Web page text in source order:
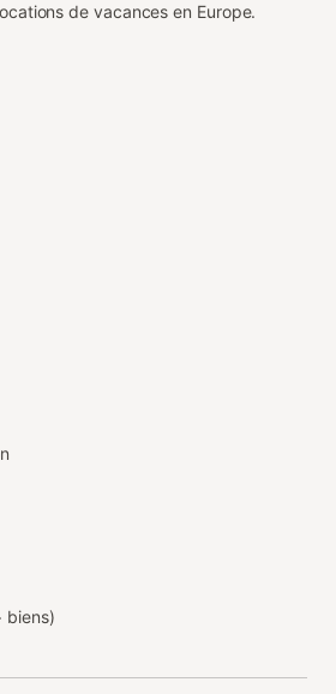
de vacances en Europe.
biens)